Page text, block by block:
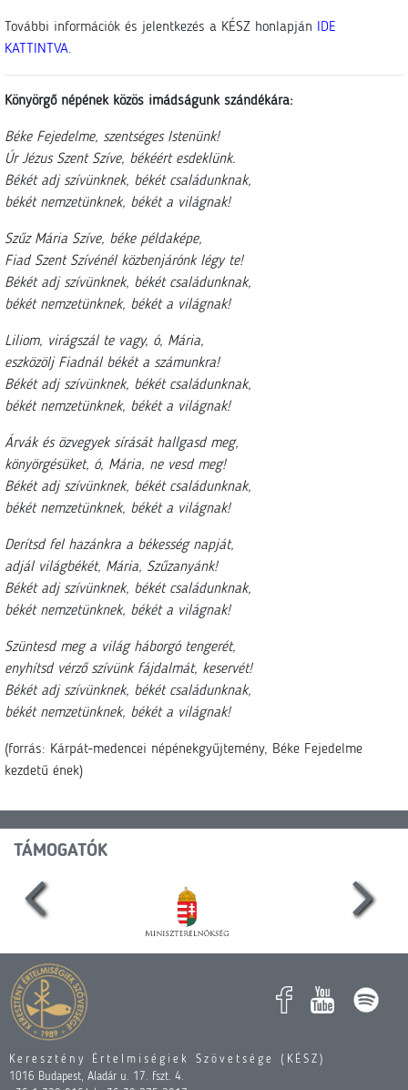
További információk és jelentkezés a KÉSZ honlapján IDE
KATTINTVA.
Könyörgő népének közös imádságunk szándékára:
Béke Fejedelme, szentséges Istenünk!
Úr Jézus Szent Szíve, békéért esdeklünk.
Békét adj szívünknek, békét családunknak,
békét nemzetünknek, békét a világnak!
Szűz Mária Szíve, béke példaképe,
Fiad Szent Szívénél közbenjárónk légy te!
Békét adj szívünknek, békét családunknak,
békét nemzetünknek, békét a világnak!
Liliom, virágszál te vagy, ó, Mária,
eszközölj Fiadnál békét a számunkra!
Békét adj szívünknek, békét családunknak,
békét nemzetünknek, békét a világnak!
Árvák és özvegyek sírását hallgasd meg,
könyörgésüket, ó, Mária, ne vesd meg!
Békét adj szívünknek, békét családunknak,
békét nemzetünknek, békét a világnak!
Derítsd fel hazánkra a békesség napját,
adjál világbékét, Mária, Szűzanyánk!
Békét adj szívünknek, békét családunknak,
békét nemzetünknek, békét a világnak!
Szüntesd meg a világ háborgó tengerét,
enyhítsd vérző szívünk fájdalmát, keservét!
Békét adj szívünknek, békét családunknak,
békét nemzetünknek, békét a világnak!
(forrás: Kárpát-medencei népénekgyűjtemény, Béke Fejedelme
kezdetű ének)
TÁMOGATÓK
Keresztény Értelmiségiek Szövetsége (KÉSZ)
1016 Budapest, Aladár u. 17. fszt. 4.